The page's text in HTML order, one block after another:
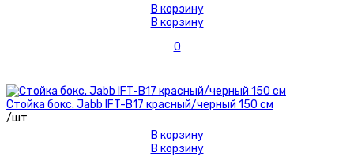
В корзину
В корзину
0
Стойка бокс. Jabb IFT-B17 красный/черный 150 см
/шт
В корзину
В корзину